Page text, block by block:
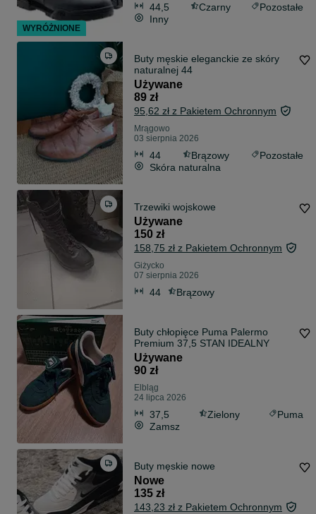
44,5 Czarny
Pozostałe
Inny
Buty męskie eleganckie ze skóry
naturalnej 44
Używane
89 zł
95,62 zł z Pakietem Ochronnym
Mrągowo
03 sierpnia 2026
44 Brązowy
Pozostałe
Skóra naturalna
Trzewiki wojskowe
Używane
150 zł
158,75 zł z Pakietem Ochronnym
Giżycko
07 sierpnia 2026
44 Brązowy
Buty chłopięce Puma Palermo
Premium 37,5 STAN IDEALNY
Używane
90 zł
Elbląg
24 lipca 2026
37,5 Zielony
Puma
Zamsz
Buty męskie nowe
Nowe
135 zł
143,23 zł z Pakietem Ochronnym
WYRÓŻNIONE